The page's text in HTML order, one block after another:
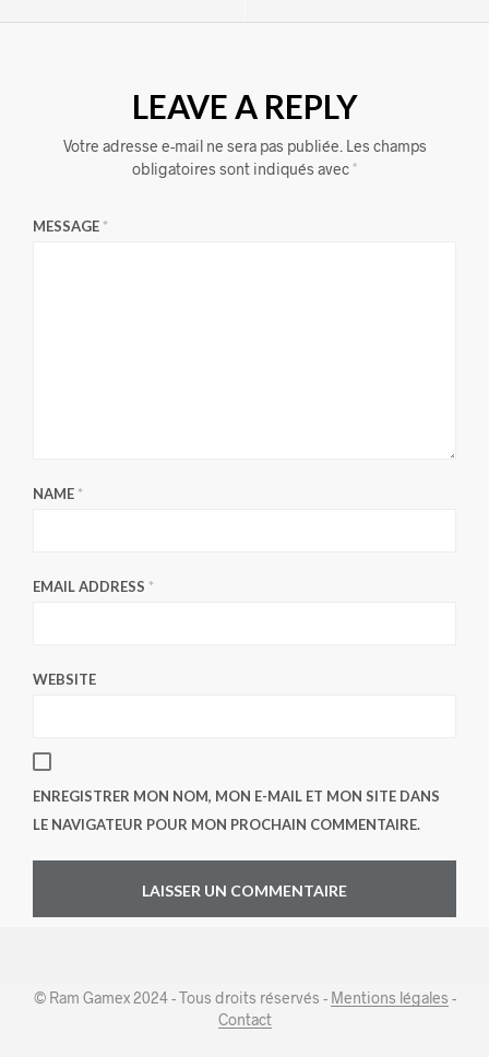
LEAVE A REPLY
Votre adresse e-mail ne sera pas publiée. Les champs
obligatoires sont indiqués avec *
MESSAGE *
NAME *
EMAIL ADDRESS *
WEBSITE
ENREGISTRER MON NOM, MON E-MAIL ET MON SITE DANS
LE NAVIGATEUR POUR MON PROCHAIN COMMENTAIRE.
© Ram Gamex 2024 - Tous droits réservés - Mentions légales -
Contact